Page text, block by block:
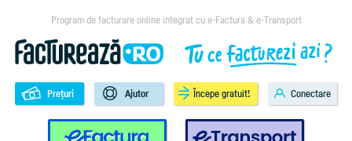
Program de facturare online integrat cu e-Factura & e-Transport
e-Factura e-Transport
Prețuri Ajutor Începe gratuit! Conectare